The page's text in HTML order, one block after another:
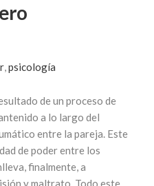
,psicología
de un proceso de
a lo largo del
entre la pareja. Este
de poder entre los
finalmente, a
y maltrato. Todo este